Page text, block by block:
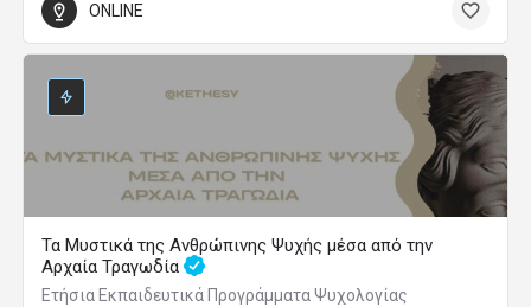
ONLINE
Τα Μυστικά της Ανθρώπινης Ψυχής μέσα από την
Αρχαία Τραγωδία
Ετήσια Εκπαιδευτικά Προγράμματα Ψυχολογίας